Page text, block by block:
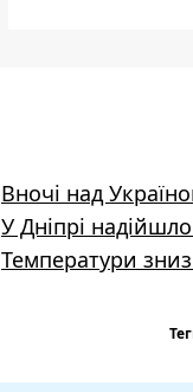
Вночі над
У Дніпрі
Температури